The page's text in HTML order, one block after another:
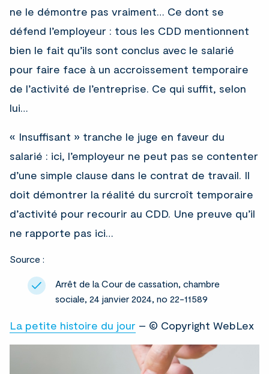
ne le démontre pas vraiment… Ce dont se
défend l’employeur : tous les CDD mentionnent
bien le fait qu’ils sont conclus avec le salarié
pour faire face à un accroissement temporaire
de l’activité de l’entreprise. Ce qui suffit, selon
lui…
« Insuffisant » tranche le juge en faveur du
salarié : ici, l’employeur ne peut pas se contenter
d’une simple clause dans le contrat de travail. Il
doit démontrer la réalité du surcroît temporaire
d’activité pour recourir au CDD. Une preuve qu’il
ne rapporte pas ici…
Source :
Arrêt de la Cour de cassation, chambre
sociale, 24 janvier 2024, no 22-11589
La petite histoire du jour – © Copyright WebLex